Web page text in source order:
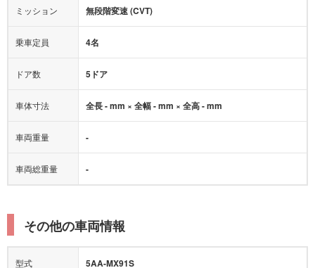
オートマチックハイビーム
ミッション 無段階変速 (CVT)
乗車定員 4名
ドア数 5ドア
車体寸法 全長 - mm × 全幅 - mm × 全高 - mm
車両重量 -
車両総重量 -
その他の車両情報
型式 5AA-MX91S